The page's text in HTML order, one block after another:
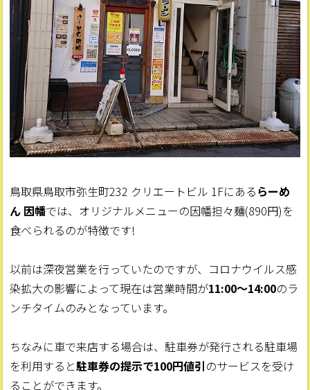
鳥取県鳥取市弥生町232 クリエートビル 1Fにあるらーめ
ん 因幡では、オリジナルメニューの因幡担々麺(890円)を
食べられるのが特徴です!
以前は深夜営業を行っていたのですが、コロナウイルス感
染拡大の影響によって現在は営業時間が11:00〜14:00のラ
ンチタイムのみとなっています。
ちなみに車で来店する場合は、駐車券が発行される駐車場
を利用すると駐車券の提示で100円値引のサービスを受け
ることができます。